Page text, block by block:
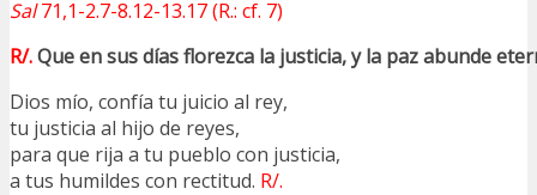
Sal71,1-2.7-8.12-13.17 (R.: cf. 7)
R/.Que en sus días florezca la justicia, y la paz abunde
Dios mío, confía tu juicio al rey,
tu justicia al hijo de reyes,
para que rija a tu pueblo con justicia,
a tus humildes con rectitud. R/.